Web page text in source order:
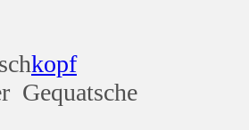
kopf
Gequatsche